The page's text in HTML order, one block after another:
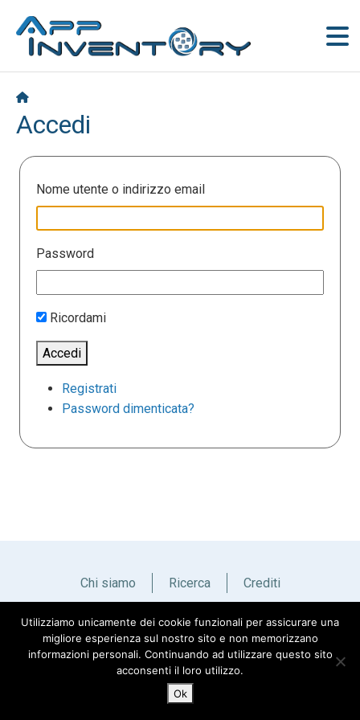
Accedi
Nome utente o indirizzo email
Password
Ricordami
Accedi
Registrati
Password dimenticata?
Chi siamo Ricerca Crediti
Italiano English
Utilizziamo unicamente dei cookie funzionali per assicurare una
migliore esperienza sul nostro sito e non memorizzano
informazioni personali. Continuando ad utilizzare questo sito
acconsenti il loro utilizzo.
Ok